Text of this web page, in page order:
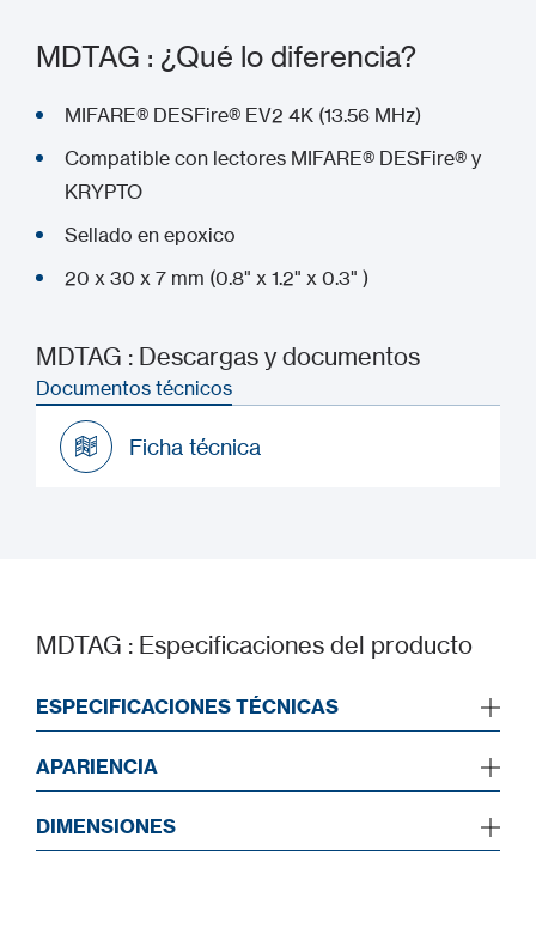
MDTAG : ¿Qué lo diferencia?
MIFARE® DESFire® EV2 4K (13.56 MHz)
Compatible con lectores MIFARE® DESFire® y
KRYPTO
Sellado en epoxico
20 x 30 x 7 mm (0.8" x 1.2" x 0.3" )
MDTAG : Descargas y documentos
Documentos técnicos
Ficha técnica
MDTAG : Especificaciones del producto
ESPECIFICACIONES TÉCNICAS
APARIENCIA
DIMENSIONES